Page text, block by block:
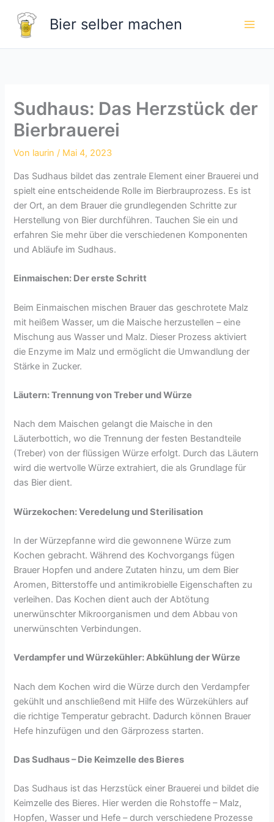
Inhalt
springen
Bier selber machen
Sudhaus: Das Herzstück der
Bierbrauerei
Von laurin / Mai 4, 2023
Das Sudhaus bildet das zentrale Element einer Brauerei und
spielt eine entscheidende Rolle im Bierbrauprozess. Es ist
der Ort, an dem Brauer die grundlegenden Schritte zur
Herstellung von Bier durchführen. Tauchen Sie ein und
erfahren Sie mehr über die verschiedenen Komponenten
und Abläufe im Sudhaus.
Einmaischen: Der erste Schritt
Beim Einmaischen mischen Brauer das geschrotete Malz
mit heißem Wasser, um die Maische herzustellen – eine
Mischung aus Wasser und Malz. Dieser Prozess aktiviert
die Enzyme im Malz und ermöglicht die Umwandlung der
Stärke in Zucker.
Läutern: Trennung von Treber und Würze
Nach dem Maischen gelangt die Maische in den
Läuterbottich, wo die Trennung der festen Bestandteile
(Treber) von der flüssigen Würze erfolgt. Durch das Läutern
wird die wertvolle Würze extrahiert, die als Grundlage für
das Bier dient.
Würzekochen: Veredelung und Sterilisation
In der Würzepfanne wird die gewonnene Würze zum
Kochen gebracht. Während des Kochvorgangs fügen
Brauer Hopfen und andere Zutaten hinzu, um dem Bier
Aromen, Bitterstoffe und antimikrobielle Eigenschaften zu
verleihen. Das Kochen dient auch der Abtötung
unerwünschter Mikroorganismen und dem Abbau von
unerwünschten Verbindungen.
Verdampfer und Würzekühler: Abkühlung der Würze
Nach dem Kochen wird die Würze durch den Verdampfer
gekühlt und anschließend mit Hilfe des Würzekühlers auf
die richtige Temperatur gebracht. Dadurch können Brauer
Hefe hinzufügen und den Gärprozess starten.
Das Sudhaus – Die Keimzelle des Bieres
Das Sudhaus ist das Herzstück einer Brauerei und bildet die
Keimzelle des Bieres. Hier werden die Rohstoffe – Malz,
Hopfen, Wasser und Hefe – durch verschiedene Prozesse